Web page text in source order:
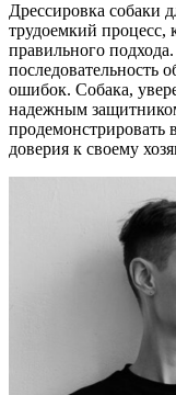
Дрессировка собаки
трудоемкий процесс,
правильного
последовательность
ошибок. Собака,
надежным
продемонстрировать
доверия к своему